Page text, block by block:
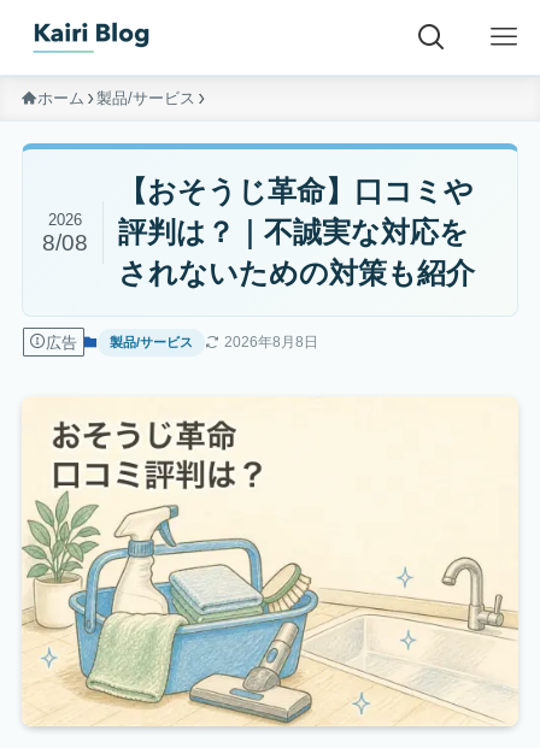
ホーム 製品/サービス
【おそうじ革命】口コミや
評判は？｜不誠実な対応を
されないための対策も紹介
2026
8/08
広告 製品/サービス 2026年8月8日